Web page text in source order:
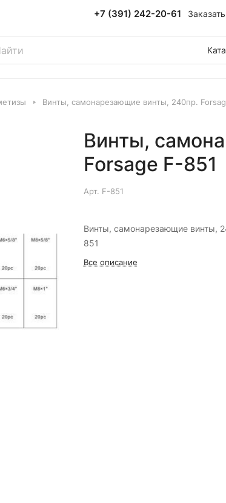
+7 (391) 242-20-61
Винты, самонарезающие винты, 240пр.
Винты,
Forsage F-851
Арт. F-851
Винты, самонарезающие винты,
851
Все описание